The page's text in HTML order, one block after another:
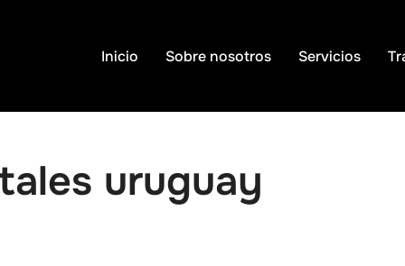
Inicio Sobre nosotros Servicios
uruguay